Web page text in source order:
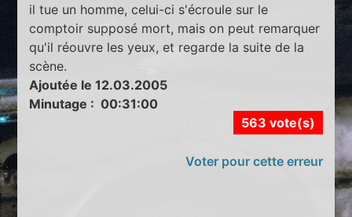
il tue un homme, celui-ci s'écroule sur le
comptoir supposé mort, mais on peut remarquer
qu'il réouvre les yeux, et regarde la suite de la
scène.
Ajoutée le 12.03.2005
Minutage : 00:31:00
563 vote(s)
Voter pour cette erreur